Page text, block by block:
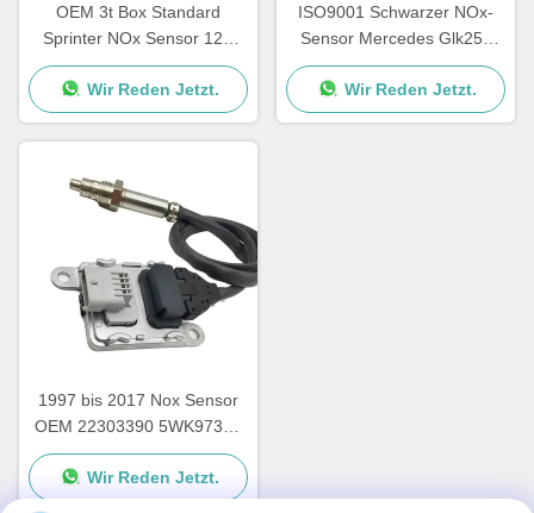
OEM 3t Box Standard
Sprinter NOx Sensor 12V
A0009050008 5WK96681D
Wir Reden Jetzt.
ISO9001 Schwarzer NOx-
Sensor Mercedes Glk250
E250 OEM 5WK96682A
A0009057000
Wir Reden Jetzt.
1997 bis 2017 Nox Sensor
OEM 22303390 5WK97367
für den SUV VOL XC40
Wir Reden Jetzt.